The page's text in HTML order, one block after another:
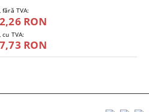
fără TVA:
RON
cu TVA:
RON